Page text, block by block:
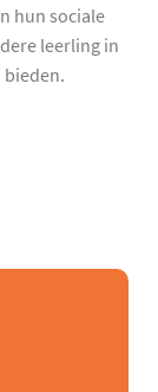
hun sociale
leerling in
bieden.